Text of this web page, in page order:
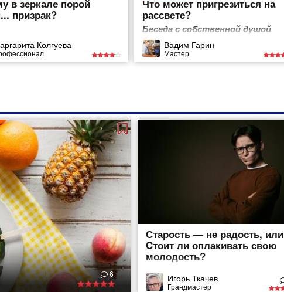
в зеркале порой
призрак?
Колгуева
Что может пригрезиться на
рассвете?
Беседа с собственной душой
Вадим Гарин
Мастер
6
Старость — не радость, или
Cтоит ли оплакивать свою
молодость?
Игорь Ткачев
Грандмастер